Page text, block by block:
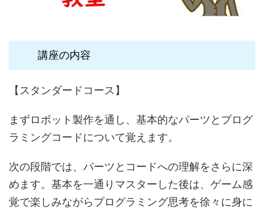
講座の内容
【スタンダードコース】
まずロボット製作を通し、基本的なパーツとプログ
ラミングコードについて覚えます。
次の段階では、パーツとコードへの理解をさらに深
めます。基本を一通りマスターした後は、ゲーム感
覚で楽しみながらプログラミング思考を徐々に身に